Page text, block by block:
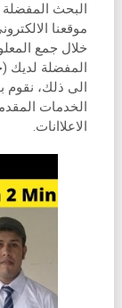
البحث
موقعنا
خلال جمع
المفضلة لديك
الى ذلك، نقوم
الخدمات
الاعلاانات.